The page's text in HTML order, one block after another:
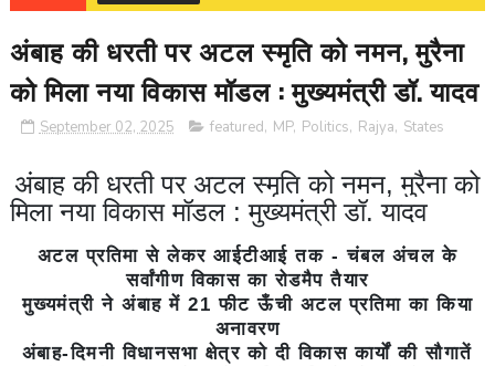
अंबाह की धरती पर अटल स्मृति को नमन, मुरैना
को मिला नया विकास मॉडल : मुख्यमंत्री डॉ. यादव
September 02, 2025 featured, MP, Politics, Rajya, States
अंबाह की धरती पर अटल स्मृति को नमन, मुरैना को
मिला नया विकास मॉडल : मुख्यमंत्री डॉ. यादव
अटल प्रतिमा से लेकर आईटीआई तक - चंबल अंचल के
सर्वांगीण विकास का रोडमैप तैयार
मुख्यमंत्री ने अंबाह में 21 फीट ऊँची अटल प्रतिमा का किया
अनावरण
अंबाह-दिमनी विधानसभा क्षेत्र को दी विकास कार्यों की सौगातें